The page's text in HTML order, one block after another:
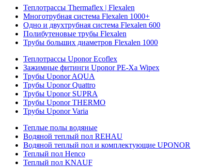
Теплотрассы Thermaflex | Flexalen
Многотрубная система Flexalen 1000+
Одно и двухтрубная система Flexalen 600
Полибутеновые трубы Flexalen
Трубы больших диаметров Flexalen 1000
Теплотрассы Uponor Ecoflex
Зажимные фитинги Uponor PE-Xa Wipex
Трубы Uponor AQUA
Трубы Uponor Quattro
Трубы Uponor SUPRA
Трубы Uponor THERMO
Трубы Uponor Varia
Теплые полы водяные
Водяной теплый пол REHAU
Водяной теплый пол и комплектующие UPONOR
Теплый пол Henco
Теплый пол KNAUF